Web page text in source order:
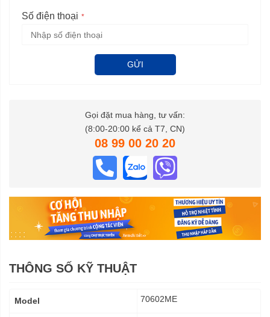
Số điện thoại
GỬI
Gọi đặt mua hàng, tư vấn:
(8:00-20:00 kể cả T7, CN)
08 99 00 20 20
THÔNG SỐ KỸ THUẬT
Model 70602ME